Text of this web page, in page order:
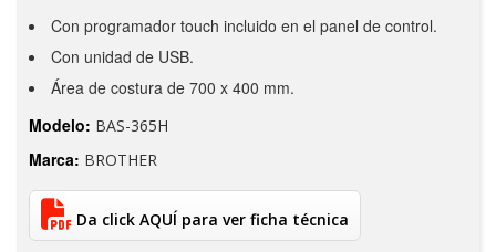
Con programador touch incluido en el panel de control.
Con unidad de USB.
Área de costura de 700 x 400 mm.
Modelo: BAS-365H
Marca: BROTHER
Da click AQUÍ para ver ficha técnica